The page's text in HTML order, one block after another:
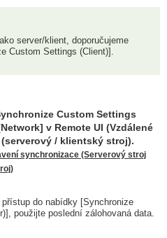
server/klient, doporučujeme
Custom Settings (Client)].
Custom Settings
v Remote UI (Vzdálené
/ klientský stroj).
synchronizace (Serverový stroj
do nabídky [Synchronize
použijte poslední zálohovaná data.